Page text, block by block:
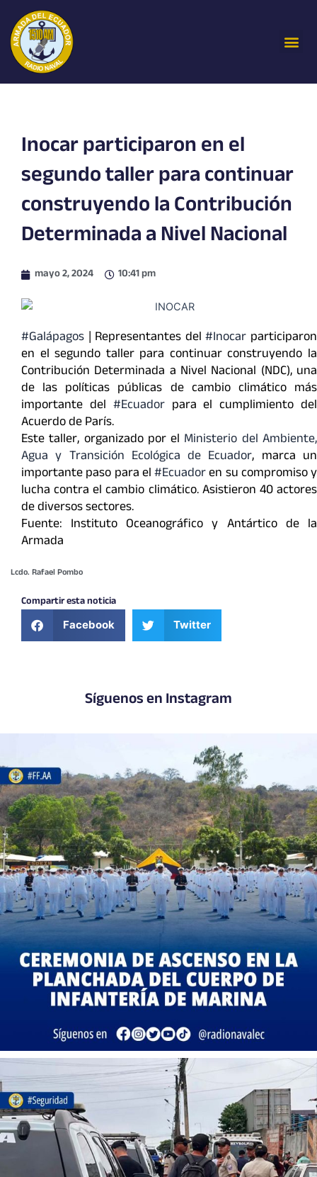
contenido
Inocar participaron en el
segundo taller para continuar
construyendo la Contribución
Determinada a Nivel Nacional
mayo 2, 2024 10:41 pm
#Galápagos | Representantes del#Inocar participaron
en el segundo taller para continuar construyendo la
Contribución Determinada a Nivel Nacional (NDC), una
de las políticas públicas de cambio climático más
importante del #Ecuadorpara el cumplimiento del
Acuerdo de París.
Este taller, organizado por el Ministerio del Ambiente,
Agua y Transición Ecológica de Ecuador, marca un
importante paso para el#Ecuadoren su compromiso y
lucha contra el cambio climático. Asistieron 40 actores
de diversos sectores.
Fuente: Instituto Oceanográfico y Antártico de la
Armada
Lcdo. Rafael Pombo
Compartir esta noticia
Facebook Twitter
Síguenos en Instagram